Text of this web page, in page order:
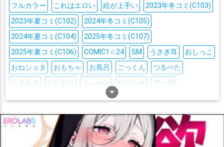
ヒロミ(ブルーアーカイブ)
フィットネス落語部のモブ
プラナ
ヘルメット団
ヘルメット団幹部
ベアトリーチェ(ブルーアーカイブ)
マルクト
ミレニアム生徒A
ユスティナ信徒
ワイルドハント芸術学院のモブ
ヴァルキューレ生徒
ヴァルキューレ警察学校のモブ
一之瀬アスナ
七神リン
七稜アヤメ 三善タカネ 下倉メグ
下江コハル
不動アン
不知火カヤ 不破レンゲ 中務キリノ
丹花イブキ
久田イズナ
乙花スミレ 人力車の生徒
仲正イチカ
arrow_drop_down_circle
フルカラー これはエロい 絵が上手い
2023年冬コミ(C103)
2023年夏コミ(C102)
2024年冬コミ(C105)
2024年夏コミ(C104)
2025年冬コミ(C107)
2025年夏コミ(C106)
COMIC1☆24 SM うさぎ耳
おしっこ
おねショタ
おもちゃ お風呂 ごっくん
つるぺた
ぬるぬる
ふたなり ぶっかけ わからせ
アヘ顔
イラマチオ
オナニー オホ声 サンタ シスター
スク水
タイツ
ダブルピース ダブルフェラ
チャイナドレス
チン媚び
ツインテール トロ顔 ナース ニーソ
ハーレム
バック
バニー パイズリ フェラ ブルマ
ボテ腹